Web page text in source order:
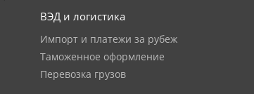
ВЭД и логистика
Импорт и платежи за рубеж
Таможенное оформление
Перевозка грузов